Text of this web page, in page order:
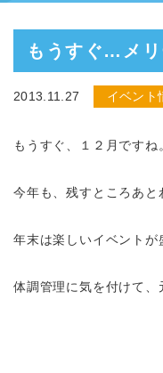
もうすぐ…メリ
2013.11.27 イベント
もうすぐ、１２月ですね
今年も、残すところあと
年末は楽しいイベントが
体調管理に気を付けて、